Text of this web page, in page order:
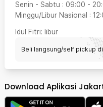
Senin - Sabtu : 09:00 -
Minggu/Libur Nasional :
Idul Fitri: libur
Beli langsung/self pickup
Download Aplikasi